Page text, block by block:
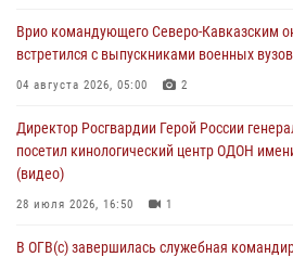
08 августа 2026, 13:00 1
Сотрудники Росгвардии присоединились к
08 августа 2026, 09:29
Врио командующего Северо-Кавказским
встретился с выпускниками военных
04 августа 2026, 05:00 2
Директор Росгвардии Герой России
посетил кинологический центр ОДОН
(видео)
28 июля 2026, 16:50 1
В ОГВ(с) завершилась служебная